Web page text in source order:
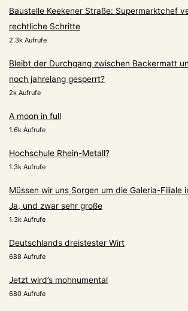
Baustelle Keekener Straße: Supermarktchef
rechtliche Schritte
2.3k Aufrufe
Bleibt der Durchgang zwischen Backermatt
noch jahrelang gesperrt?
2k Aufrufe
A moon in full
1.6k Aufrufe
Hochschule Rhein-Metall?
1.3k Aufrufe
Müssen wir uns Sorgen um die Galeria-Filiale
Ja, und zwar sehr große
1.3k Aufrufe
Deutschlands dreistester Wirt
688 Aufrufe
Jetzt wird’s mohnumental
680 Aufrufe